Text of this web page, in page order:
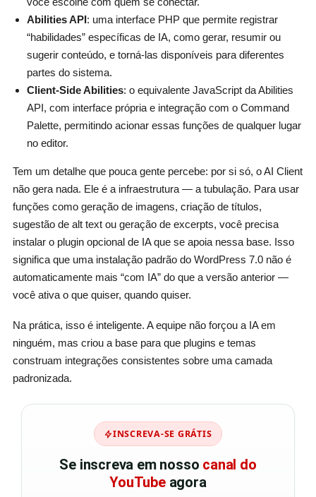
Abilities API: uma interface PHP que permite registrar
“habilidades” específicas de IA, como gerar, resumir ou
sugerir conteúdo, e torná-las disponíveis para diferentes
partes do sistema.
Client-Side Abilities: o equivalente JavaScript da Abilities
API, com interface própria e integração com o Command
Palette, permitindo acionar essas funções de qualquer lugar
no editor.
Tem um detalhe que pouca gente percebe: por si só, o AI Client
não gera nada. Ele é a infraestrutura — a tubulação. Para usar
funções como geração de imagens, criação de títulos,
sugestão de alt text ou geração de excerpts, você precisa
instalar o plugin opcional de IA que se apoia nessa base. Isso
significa que uma instalação padrão do WordPress 7.0 não é
automaticamente mais “com IA” do que a versão anterior —
você ativa o que quiser, quando quiser.
Na prática, isso é inteligente. A equipe não forçou a IA em
ninguém, mas criou a base para que plugins e temas
construam integrações consistentes sobre uma camada
padronizada.
INSCREVA-SE GRÁTIS
Se inscreva em nosso canal do
YouTubeagora